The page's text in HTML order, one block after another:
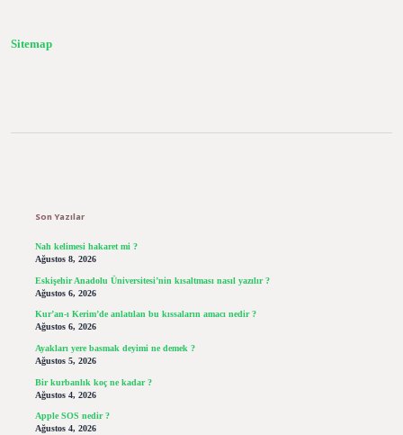
Sitemap
Son Yazılar
Nah kelimesi hakaret mi ?
Ağustos 8, 2026
Eskişehir Anadolu Üniversitesi’nin kısaltması nasıl yazılır ?
Ağustos 6, 2026
Kur’an-ı Kerim’de anlatılan bu kıssaların amacı nedir ?
Ağustos 6, 2026
Ayakları yere basmak deyimi ne demek ?
Ağustos 5, 2026
Bir kurbanlık koç ne kadar ?
Ağustos 4, 2026
Apple SOS nedir ?
Ağustos 4, 2026